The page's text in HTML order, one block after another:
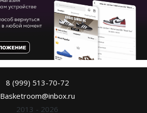
8 (999) 513-70-72
Basketroom@inbox.ru
2013 - 2026